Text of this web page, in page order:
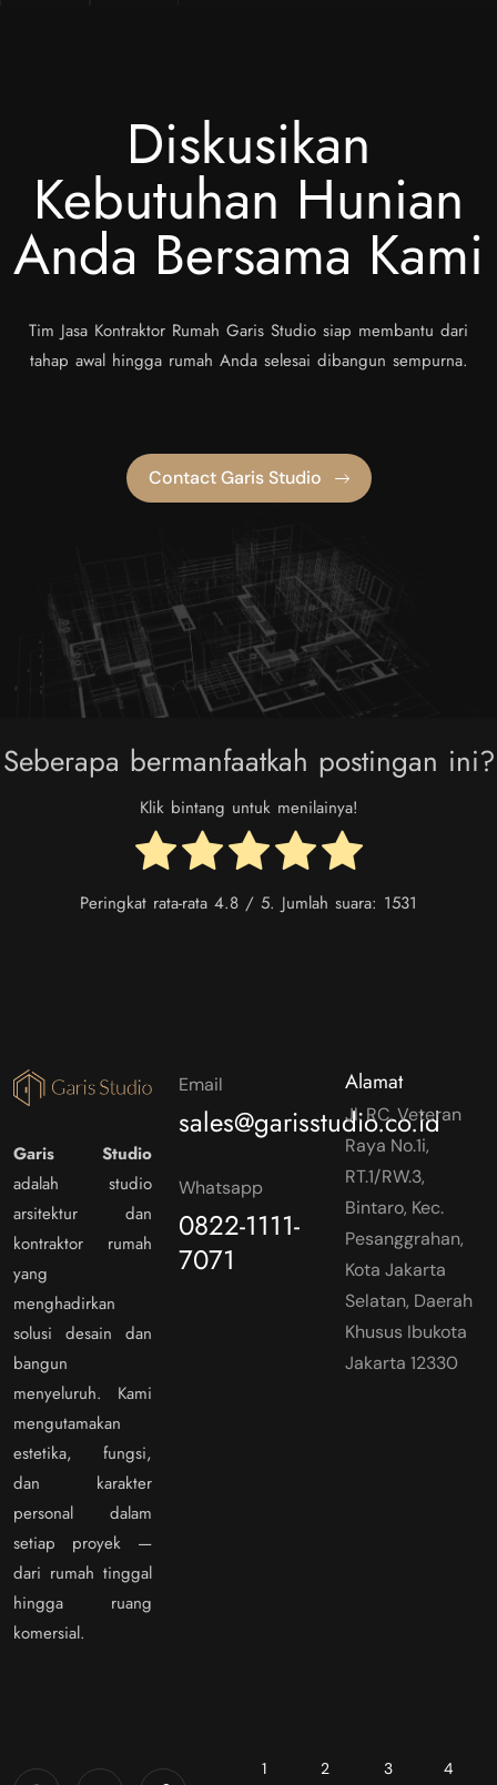
Diskusikan
Kebutuhan Hunian
Anda Bersama Kami
Tim Jasa Kontraktor Rumah Garis Studio siap membantu dari
tahap awal hingga rumah Anda selesai dibangun sempurna.
Contact Garis Studio
Seberapa bermanfaatkah postingan ini?
Klik bintang untuk menilainya!
Peringkat rata-rata 4.8 / 5. Jumlah suara: 1531
Garis Studio
adalah studio
arsitektur dan
kontraktor rumah
yang
menghadirkan
solusi desain dan
bangun
menyeluruh. Kami
mengutamakan
estetika, fungsi,
dan karakter
personal dalam
setiap proyek —
dari rumah tinggal
hingga ruang
komersial.
Email
sales@garisstudio.co.id
Whatsapp
0822-1111-
7071
Alamat
Jl. RC. Veteran
Raya No.1i,
RT.1/RW.3,
Bintaro, Kec.
Pesanggrahan,
Kota Jakarta
Selatan, Daerah
Khusus Ibukota
Jakarta 12330
1
2
3
4